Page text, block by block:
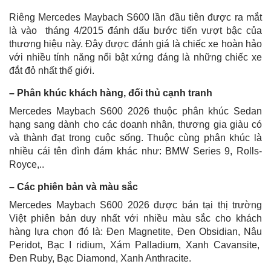
Riêng Mercedes Maybach S600 lần đầu tiên được ra mắt
là vào tháng 4/2015 đánh dấu bước tiến vượt bậc của
thương hiệu này. Đây được đánh giá là chiếc xe hoàn hảo
với nhiều tính năng nổi bật xứng đáng là những chiếc xe
đắt đỏ nhất thế giới.
– Phân khúc khách hàng, đối thủ cạnh tranh
Mercedes Maybach S600 2026 thuộc phân khúc Sedan
hạng sang dành cho các doanh nhân, thương gia giàu có
và thành đạt trong cuộc sống. Thuộc cùng phân khúc là
nhiều cái tên đình đám khác như: BMW Series 9, Rolls-
Royce,..
– Các phiên bản và màu sắc
Mercedes Maybach S600 2026 được bán tại thị trường
Việt phiên bản duy nhất với nhiều màu sắc cho khách
hàng lựa chọn đó là: Đen Magnetite, Đen Obsidian, Nâu
Peridot, Bạc I ridium, Xám Palladium, Xanh Cavansite,
Đen Ruby, Bạc Diamond, Xanh Anthracite.